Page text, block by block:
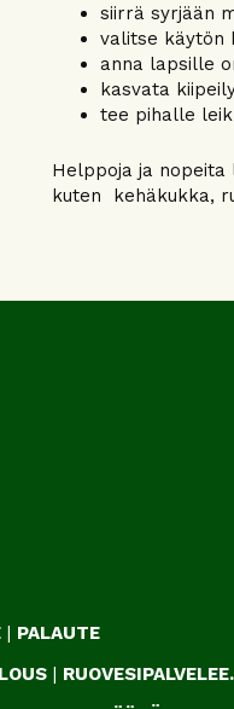
siirrä syrjään
valitse käytön
anna lapsille
kasvata
tee pihalle
Helppoja ja nopeita
kuten kehäkukka,
| PALAUTE
|